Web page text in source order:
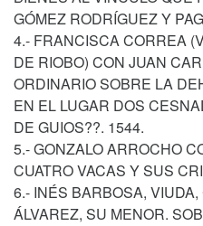
GÓMEZ RODRÍGUEZ Y
4.- FRANCISCA CORREA
DE RIOBO) CON JUAN
ORDINARIO SOBRE LA
EN EL LUGAR DOS
DE GUIOS??. 1544.
5.- GONZALO ARROCHO
CUATRO VACAS Y SUS
6.- INÉS BARBOSA,
ÁLVAREZ, SU MENOR.